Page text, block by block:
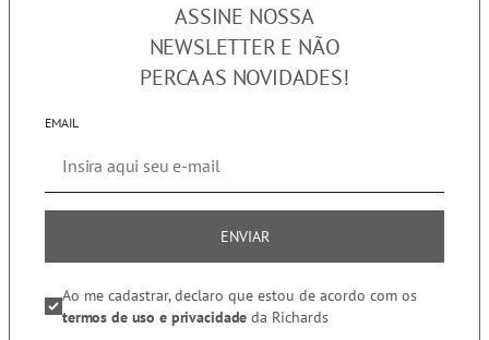
ASSINE NOSSA
NEWSLETTER E NÃO
PERCA AS NOVIDADES!
EMAIL
ENVIAR
Ao me cadastrar, declaro que estou de acordo com os
termos de uso e privacidade da Richards